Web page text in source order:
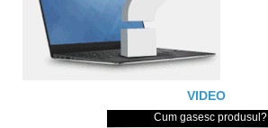
VIDEO
Cum gasesc produsul?